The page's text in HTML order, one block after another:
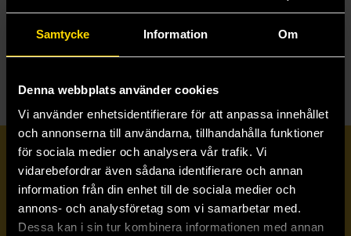
Samtycke Information Om
Denna webbplats använder cookies
Vi använder enhetsidentifierare för att anpassa innehållet
och annonserna till användarna, tillhandahålla funktioner
för sociala medier och analysera vår trafik. Vi
vidarebefordrar även sådana identifierare och annan
information från din enhet till de sociala medier och
annons- och analysföretag som vi samarbetar med.
Dessa kan i sin tur kombinera informationen med annan
SAMLINGSVOLYM
TECKNA & MÅLA TECKNAD SERIE
Prenumerera på vårt nyhetsbrev
Veckobrevet